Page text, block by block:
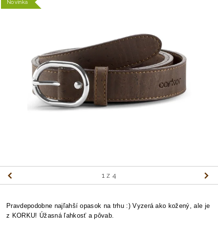
Novinka
1 z 4
Pravdepodobne najľahší opasok na trhu :) Vyzerá ako kožený, ale je
z KORKU! Úžasná ľahkosť a pôvab.